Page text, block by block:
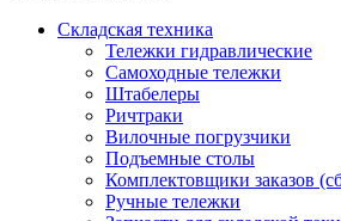
Складская техника
Тележки гидравлические
Самоходные тележки
Штабелеры
Ричтраки
Вилочные погрузчики
Подъемные столы
Комплектовщики заказов
Ручные тележки